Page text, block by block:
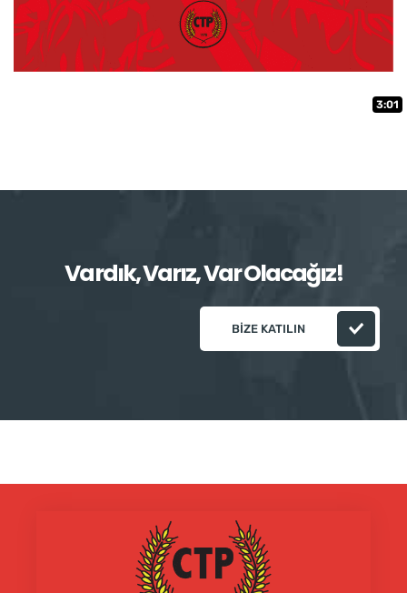
3:01
Vardık, Varız, Var Olacağız!
BIZE KATILIN